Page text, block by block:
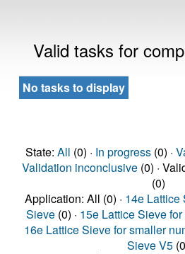
Valid tasks for
No tasks to display
State: All (0) · In progress(0) ·
Validation inconclusive(0) ·
(0)
Application: All (0) · 14e Lattice
Sieve (0) · 15e Lattice Sieve
16e Lattice Sieve for smaller
Sieve V5